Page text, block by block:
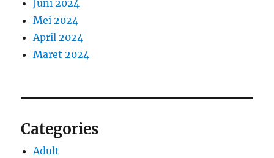
Juni 2024
Mei 2024
April 2024
Maret 2024
Categories
Adult